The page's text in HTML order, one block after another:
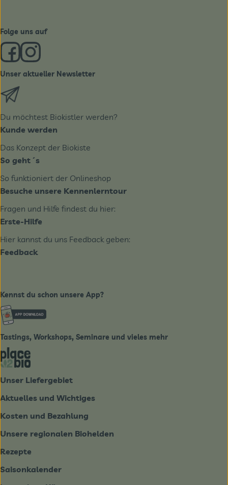
Folge uns auf
Externer Link zu https://www.facebook.com/derBiobote/
Externer Link zu https://www.instagram.com/
Unser aktueller Newsletter
Du möchtest Biokistler werden?
Kunde werden
Das Konzept der Biokiste
So geht´s
So funktioniert der Onlineshop
Besuche unsere Kennenlerntour
Fragen und Hilfe findest du hier:
Erste-Hilfe
Hier kannst du uns Feedback geben:
Feedback
Kennst du schon unsere App?
Externer Link zu https://www.biobote-
Tastings, Workshops, Seminare und vieles mehr
Externer Link zu https://place2bio.de/
Unser Liefergebiet
Aktuelles und Wichtiges
Kosten und Bezahlung
Unsere regionalen Biohelden
Rezepte
Saisonkalender